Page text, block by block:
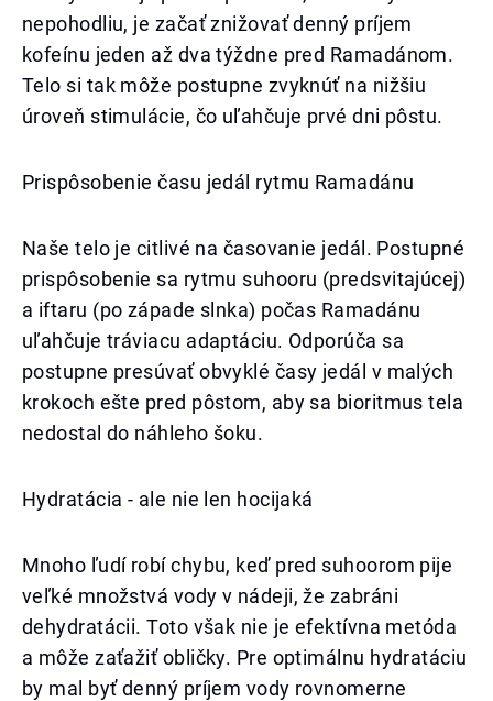
nepohodliu, je začať znižovať denný príjem
kofeínu jeden až dva týždne pred Ramadánom.
Telo si tak môže postupne zvyknúť na nižšiu
úroveň stimulácie, čo uľahčuje prvé dni pôstu.
Prispôsobenie času jedál rytmu Ramadánu
Naše telo je citlivé na časovanie jedál. Postupné
prispôsobenie sa rytmu suhooru (predsvitajúcej)
a iftaru (po západe slnka) počas Ramadánu
uľahčuje tráviacu adaptáciu. Odporúča sa
postupne presúvať obvyklé časy jedál v malých
krokoch ešte pred pôstom, aby sa bioritmus tela
nedostal do náhleho šoku.
Hydratácia - ale nie len hocijaká
Mnoho ľudí robí chybu, keď pred suhoorom pije
veľké množstvá vody v nádeji, že zabráni
dehydratácii. Toto však nie je efektívna metóda
a môže zaťažiť obličky. Pre optimálnu hydratáciu
by mal byť denný príjem vody rovnomerne